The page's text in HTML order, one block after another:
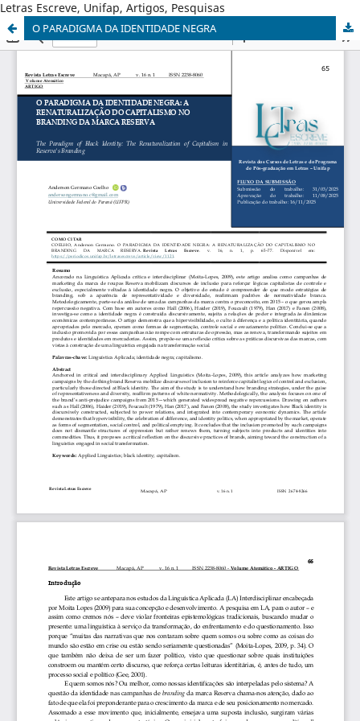
Letras Escreve, Unifap, Artigos, Pesquisas
O PARADIGMA DA IDENTIDADE NEGRA